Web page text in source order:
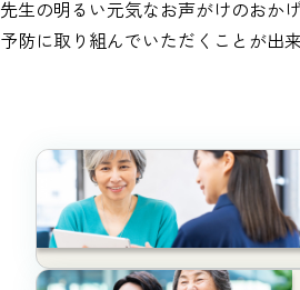
先生の明るい元気なお声がけのおか
予防に取り組んでいただくことが出